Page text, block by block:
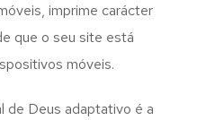
imprime carácter
que o seu site está
móveis.
de Deus adaptativo é a